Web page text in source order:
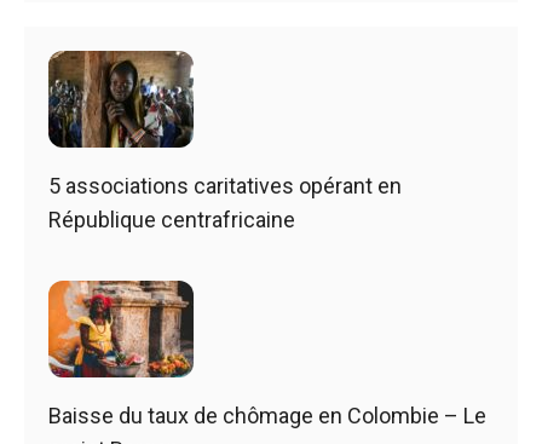
5 associations caritatives opérant en
République centrafricaine
Baisse du taux de chômage en Colombie – Le